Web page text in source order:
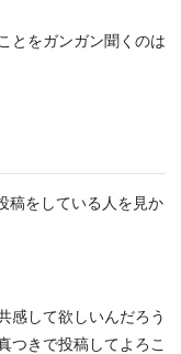
とをガンガン聞くのは
稿をしている人を見か
感して欲しいんだろう
つきで投稿してよろこ